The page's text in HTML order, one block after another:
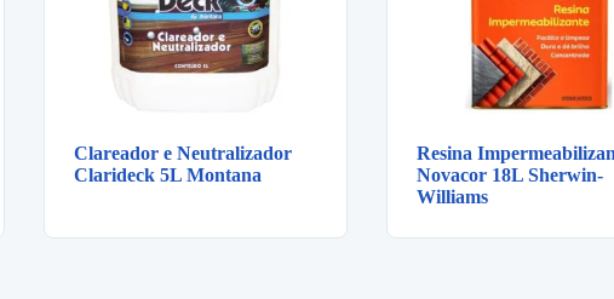
Clareador e Neutralizador
Clarideck 5L Montana
Resina
Novacor 18L Sherwin-
Williams